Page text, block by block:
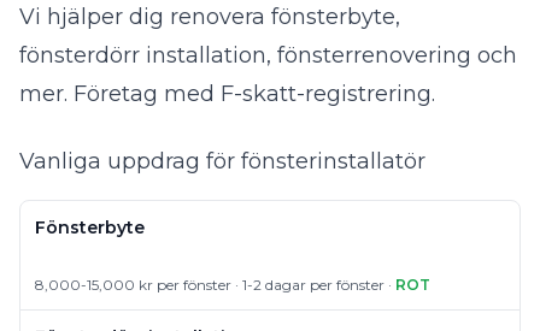
Vi hjälper dig renovera fönsterbyte,
fönsterdörr installation, fönsterrenovering och
mer. Företag med F-skatt-registrering.
Vanliga uppdrag för fönsterinstallatör
Fönsterbyte
8,000-15,000 kr per fönster · 1-2 dagar per fönster · ROT